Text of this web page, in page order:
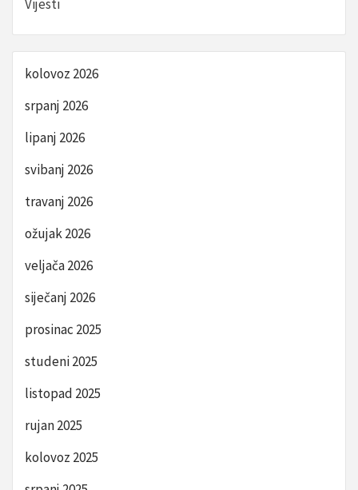
Vijesti
kolovoz 2026
srpanj 2026
lipanj 2026
svibanj 2026
travanj 2026
ožujak 2026
veljača 2026
siječanj 2026
prosinac 2025
studeni 2025
listopad 2025
rujan 2025
kolovoz 2025